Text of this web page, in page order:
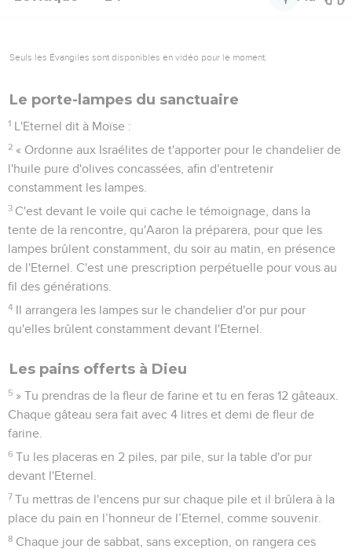
Seuls les Évangiles sont disponibles en vidéo pour le moment.
Le porte-lampes du sanctuaire
1 L'Eternel dit à Moïse :
2 « Ordonne aux Israélites de t'apporter pour le chandelier de
l'huile pure d'olives concassées, afin d'entretenir
constamment les lampes.
3 C'est devant le voile qui cache le témoignage, dans la
tente de la rencontre, qu'Aaron la préparera, pour que les
lampes brûlent constamment, du soir au matin, en présence
de l'Eternel. C'est une prescription perpétuelle pour vous au
fil des générations.
4 Il arrangera les lampes sur le chandelier d'or pur pour
qu'elles brûlent constamment devant l'Eternel.
Les pains offerts à Dieu
5 » Tu prendras de la fleur de farine et tu en feras 12 gâteaux.
Chaque gâteau sera fait avec 4 litres et demi de fleur de
farine.
6 Tu les placeras en 2 piles, par pile, sur la table d'or pur
devant l'Eternel.
7 Tu mettras de l'encens pur sur chaque pile et il brûlera à la
place du pain en l’honneur de l’Eternel, comme souvenir.
8 Chaque jour de sabbat, sans exception, on rangera ces